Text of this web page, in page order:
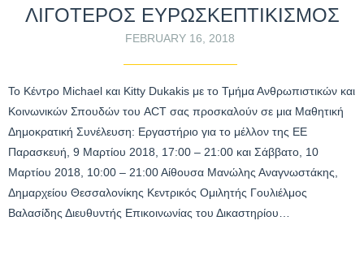
ΛΙΓΟΤΕΡΟΣ ΕΥΡΩΣΚΕΠΤΙΚΙΣΜΟΣ
FEBRUARY 16, 2018
Το Κέντρο Michael και Kitty Dukakis με το Τμήμα Ανθρωπιστικών και
Κοινωνικών Σπουδών του ACT σας προσκαλούν σε μια Μαθητική
Δημοκρατική Συνέλευση: Εργαστήριο για το μέλλον της ΕΕ
Παρασκευή, 9 Μαρτίου 2018, 17:00 – 21:00 και Σάββατο, 10
Μαρτίου 2018, 10:00 – 21:00 Αίθουσα Μανώλης Αναγνωστάκης,
Δημαρχείου Θεσσαλονίκης Κεντρικός Ομιλητής Γουλιέλμος
Βαλασίδης Διευθυντής Επικοινωνίας του Δικαστηρίου…